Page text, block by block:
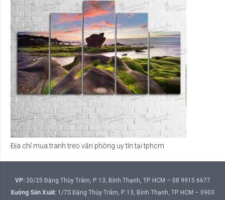
Địa chỉ mua tranh treo văn phòng uy tín tại tphcm
VP:20/25 Đặng Thùy Trâm, P. 13, Bình Thạnh, TP. HCM – 08 9915 6677
Xưởng Sản Xuất: 1/7S Đặng Thùy Trâm, P. 13, Bình Thạnh, TP. HCM – 0903